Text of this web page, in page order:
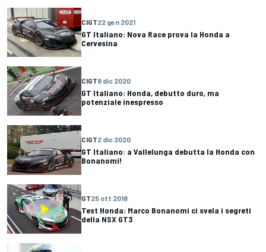
CIGT22 gen 2021
GT Italiano: Nova Race prova la Honda a
Cervesina
CIGT8 dic 2020
GT Italiano: Honda, debutto duro, ma
potenziale inespresso
CIGT2 dic 2020
GT Italiano: a Vallelunga debutta la Honda con
Bonanomi!
GT25 ott 2018
Test Honda: Marco Bonanomi ci svela i segreti
della NSX GT3